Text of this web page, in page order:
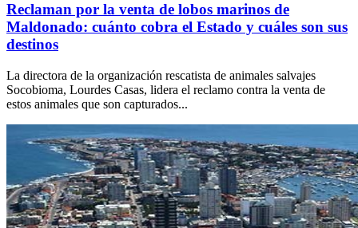
Reclaman por la venta de lobos marinos de
Maldonado: cuánto cobra el Estado y cuáles son sus
destinos
La directora de la organización rescatista de animales salvajes
Socobioma, Lourdes Casas, lidera el reclamo contra la venta de
estos animales que son capturados...